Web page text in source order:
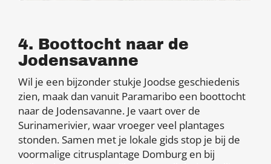
4. Boottocht naar de
Jodensavanne
Wil je een bijzonder stukje Joodse geschiedenis
zien, maak dan vanuit Paramaribo een boottocht
naar de Jodensavanne. Je vaart over de
Surinamerivier, waar vroeger veel plantages
stonden. Samen met je lokale gids stop je bij de
voormalige citrusplantage Domburg en bij